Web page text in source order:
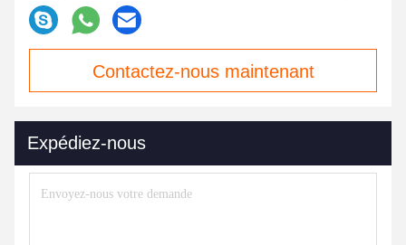
Contactez-nous maintenant
Expédiez-nous